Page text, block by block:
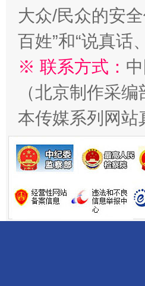
千年窑火 生生不息
揭开“小金库”的免责幌
大众/民众的安
百姓”和“说真话
※ 联系方式：
（北京制作采编
本传媒系列网站